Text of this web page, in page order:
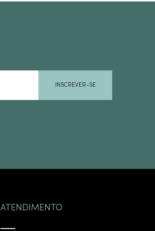
INSCREVER-SE
ATENDIMENTO